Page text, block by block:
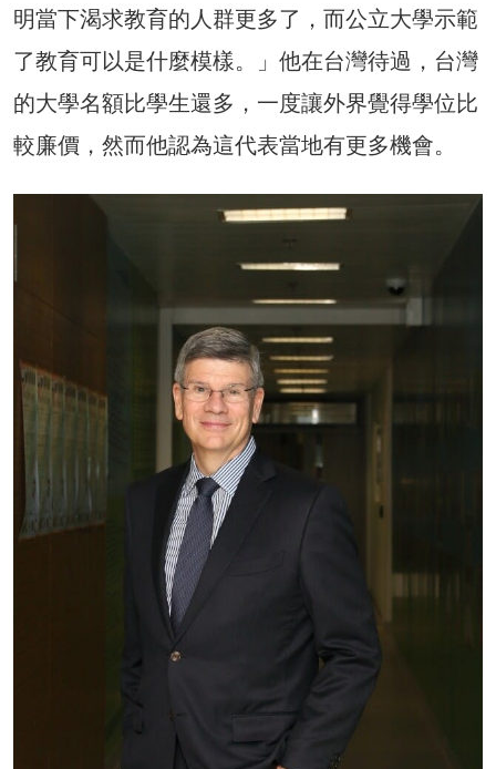
明當下渴求教育的人群更多了，而公立大學示範
了教育可以是什麼模樣。」他在台灣待過，台灣
的大學名額比學生還多，一度讓外界覺得學位比
較廉價，然而他認為這代表當地有更多機會。